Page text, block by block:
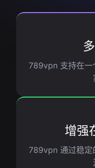
789vpn 支持在一
增强
789vpn 通过稳定